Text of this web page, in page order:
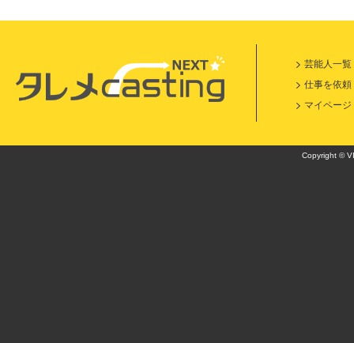
芸能人一覧
仕事を依頼
マイページ
Copyright ©